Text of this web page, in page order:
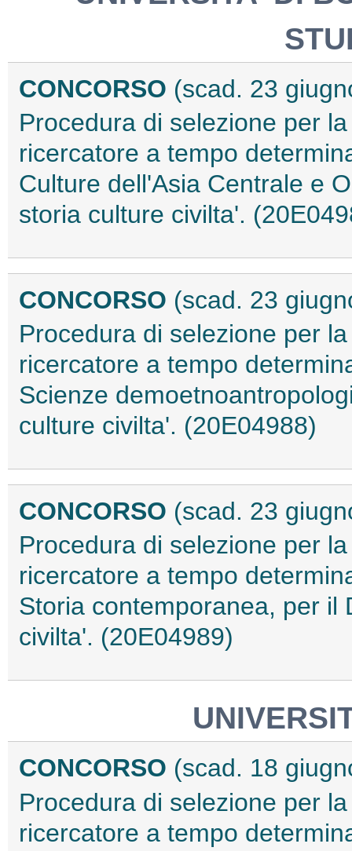
CONCORSO (scad. 23
Procedura di selezione per
ricercatore a tempo
Culture dell'Asia Centrale e
storia culture civilta'.
CONCORSO (scad. 23
Procedura di selezione per
ricercatore a tempo
Scienze
culture civilta'. (20E04988)
CONCORSO (scad. 23
Procedura di selezione per
ricercatore a tempo
Storia contemporanea, per il
civilta'. (20E04989)
CONCORSO (scad. 18
Procedura di selezione per
ricercatore a tempo